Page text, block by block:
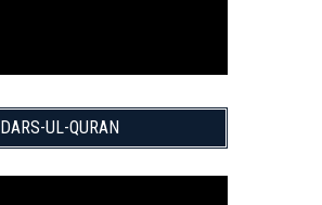
DARS-UL-QURAN